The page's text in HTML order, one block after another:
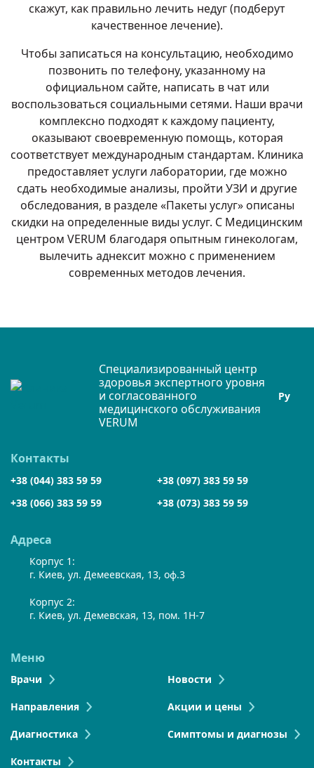
скажут, как правильно лечить недуг (подберут
качественное лечение).
Чтобы записаться на консультацию, необходимо
позвонить по телефону, указанному на
официальном сайте, написать в чат или
воспользоваться социальными сетями. Наши врачи
комплексно подходят к каждому пациенту,
оказывают своевременную помощь, которая
соответствует международным стандартам. Клиника
предоставляет услуги лаборатории, где можно
сдать необходимые анализы, пройти УЗИ и другие
обследования, в разделе «Пакеты услуг» описаны
скидки на определенные виды услуг. С Медицинским
центром VERUM благодаря опытным гинекологам,
вылечить аднексит можно с применением
современных методов лечения.
Специализированный центр
здоровья экспертного уровня
и согласованного
медицинского обслуживания
VERUM
Ру
Адреса
Корпус 1:
г. Киев, ул. Демеевская, 13, оф.3
Корпус 2:
г. Киев, ул. Демевская, 13, пом. 1Н-7
Меню
Врачи
Направления
Диагностика
Контакты
Новости
Акции и цены
Симптомы и диагнозы
Контакты
+38 (044) 383 59 59
+38 (097) 383 59 59
+38 (066) 383 59 59
+38 (073) 383 59 59